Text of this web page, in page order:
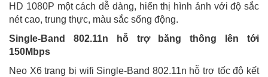
HD 1080P một cách dễ dàng, hiển thị hình ảnh với độ sắc
nét cao, trung thực, màu sắc sống động.
Single-Band 802.11n hỗ trợ băng thông lên tới
150Mbps
Neo X6 trang bị wifi Single-Band 802.11n hỗ trợ tốc độ kết